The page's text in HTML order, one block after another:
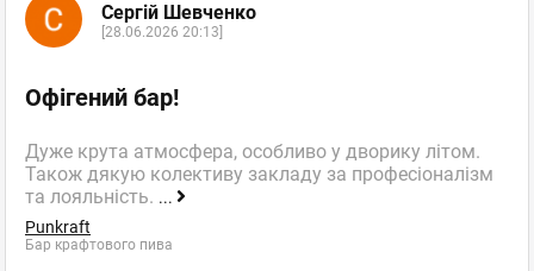
Сергій Шевченко
[28.06.2026 20:13]
Офігений бар!
Дуже крута атмосфера, особливо у дворику літом.
Також дякую колективу закладу за професіоналізм
та лояльність. ...
Punkraft
Бар крафтового пива